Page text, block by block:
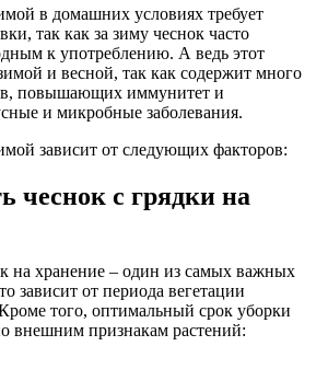
в домашних условиях требует
так как за зиму чеснок часто
к употреблению. А ведь этот
и весной, так как содержит много
повышающих иммунитет и
и микробные заболевания.
зависит от следующих факторов:
чеснок с грядки на
на хранение – один из самых важных
зависит от периода вегетации
того, оптимальный срок уборки
внешним признакам растений: